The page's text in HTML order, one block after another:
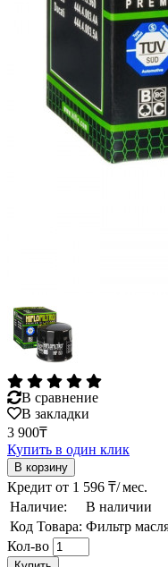
В сравнение
В закладки
3 900₸
Купить в один клик
Кредит от 1 596 ₸/ мес.
Наличие:
В наличии
Код Товара: Фильтр
Кол-во